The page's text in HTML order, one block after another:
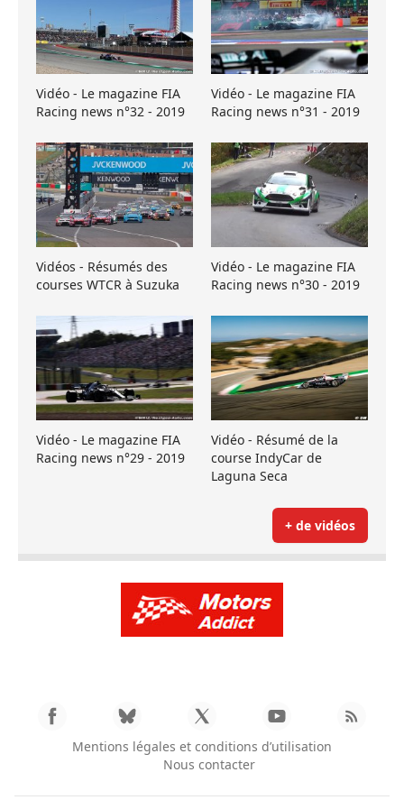
Vidéo - Le magazine FIA
Racing news n°32 - 2019
Vidéo - Le magazine FIA
Racing news n°31 - 2019
Vidéos - Résumés des
courses WTCR à Suzuka
Vidéo - Le magazine FIA
Racing news n°30 - 2019
Vidéo - Le magazine FIA
Racing news n°29 - 2019
Vidéo - Résumé de la
course IndyCar de
Laguna Seca
+ de vidéos
Mentions légales et conditions d’utilisation
Nous contacter